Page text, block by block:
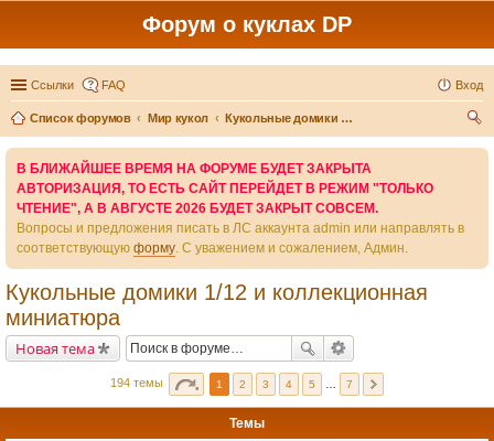
Форум о куклах DP
Ссылки FAQ Вход
Список форумов Мир кукол
Кукольные домики 1/12 и коллекционная миниатюра
В БЛИЖАЙШЕЕ ВРЕМЯ НА ФОРУМЕ БУДЕТ ЗАКРЫТА
АВТОРИЗАЦИЯ, ТО ЕСТЬ САЙТ ПЕРЕЙДЕТ В РЕЖИМ "ТОЛЬКО
ЧТЕНИЕ", А В АВГУСТЕ 2026 БУДЕТ ЗАКРЫТ СОВСЕМ.
Вопросы и предложения писать в ЛС аккаунта admin или направлять в
соответствующую форму. С уважением и сожалением, Админ.
Кукольные домики 1/12 и коллекционная
миниатюра
Новая тема
194 темы 1 2 3 4 5 7
Темы